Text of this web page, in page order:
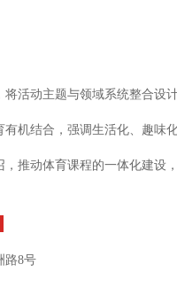
活动主题与领域系统整合设
结合，强调生活化、趣味化
动体育课程的一体化建设
路8号